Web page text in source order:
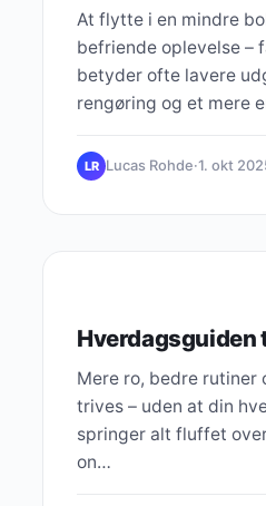
At flytte i en mindre
befriende oplevelse
betyder ofte lavere
rengøring og et mere
LR Lucas Rohde·1. okt
Hverdagsguiden
Mere ro, bedre rutiner
trives – uden at din
springer alt fluffet
on…